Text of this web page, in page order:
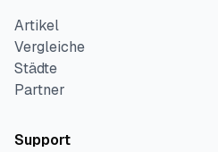
Artikel
Vergleiche
Städte
Partner
Support